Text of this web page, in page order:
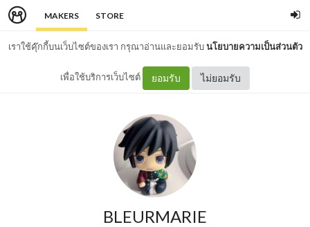
MAKERS STORE
เราใช้คุ๊กกี้บนเว็บไซต์ของเรา กรุณาอ่านและยอมรับนโยบายความเป็นส่วนตัว
เพื่อใช้บริการเว็บไซต์ ยอมรับ ไม่ยอมรับ
BLEURMARIE